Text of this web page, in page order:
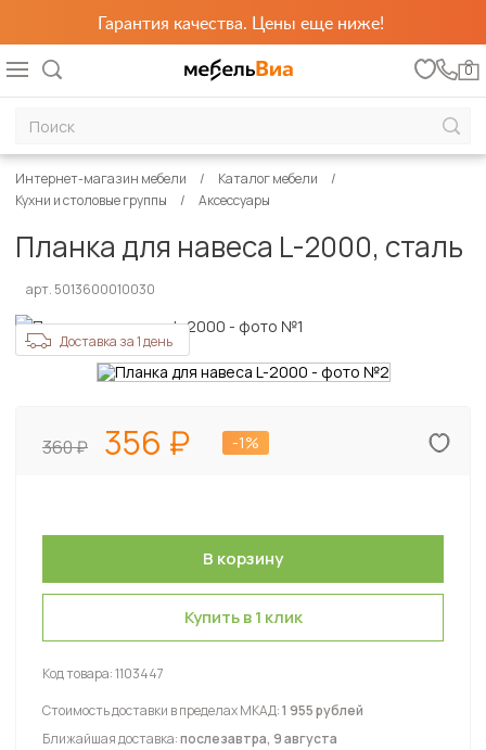
Гарантия качества. Цены еще ниже!
0
Интернет-магазин мебели
Каталог мебели
Кухни и столовые группы
Аксессуары
Планка для навеса L-2000, сталь
арт. 5013600010030
Доставка за 1 день
360 356 -1%
Купить в 1 клик
Код товара:1103447
Стоимость доставки в пределах МКАД:1 955 рублей
Ближайшая доставка:послезавтра, 9 августа